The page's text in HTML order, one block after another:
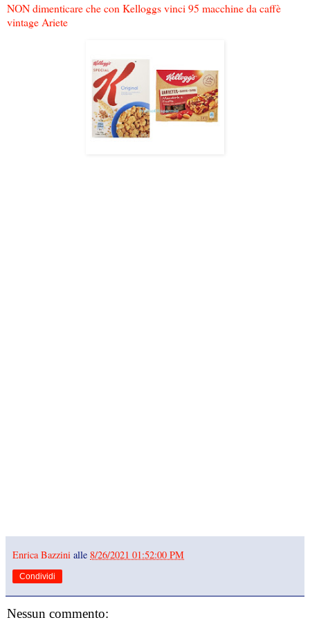
NON dimenticare che con Kelloggs vinci 95 macchine da caffè
vintage Ariete
Enrica Bazzini alle 8/26/2021 01:52:00 PM
Condividi
Nessun commento: